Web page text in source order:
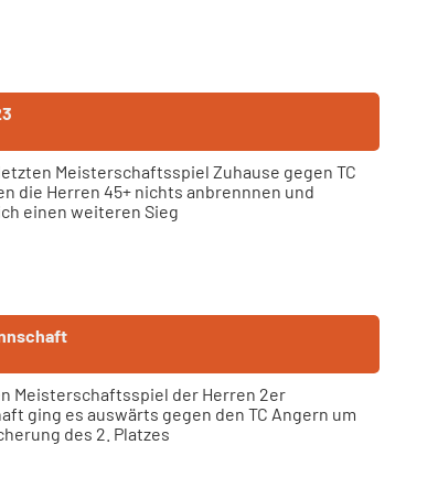
Meisterschaftsspiel Zuhause gegen TC
die Herren 45+ nichts anbrennnen und
einen weiteren Sieg
Meisterschaftsspiel der Herren 2er
ging es auswärts gegen den TC Angern um
des 2. Platzes